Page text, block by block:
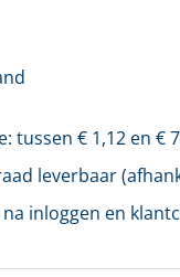
tussen € 1,12 en €
leverbaar
inloggen en